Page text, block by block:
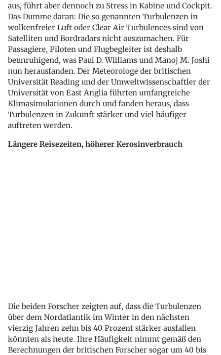
aus, führt aber dennoch zu Stress in Kabine und Cockpit.
Das Dumme daran: Die so genannten Turbulenzen in
wolkenfreier Luft oder Clear Air Turbulences sind von
Satelliten und Bordradars nicht auszumachen. Für
Passagiere, Piloten und Flugbegleiter ist deshalb
beunruhigend, was Paul D. Williams und Manoj M. Joshi
nun herausfanden. Der Meteorologe der britischen
Universität Reading und der Umweltwissenschaftler der
Universität von East Anglia führten umfangreiche
Klimasimulationen durch und fanden heraus, dass
Turbulenzen in Zukunft stärker und viel häufiger
auftreten werden.
Längere Reisezeiten, höherer Kerosinverbrauch
Die beiden Forscher zeigten auf, dass die Turbulenzen
über dem Nordatlantik im Winter in den nächsten
vierzig Jahren zehn bis 40 Prozent stärker ausfallen
könnten als heute. Ihre Häufigkeit nimmt gemäß den
Berechnungen der britischen Forscher sogar um 40 bis